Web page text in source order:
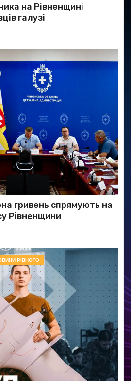
на Рівненщині
галузі
гривень спрямують на
Рівненщини
РІВНОГО